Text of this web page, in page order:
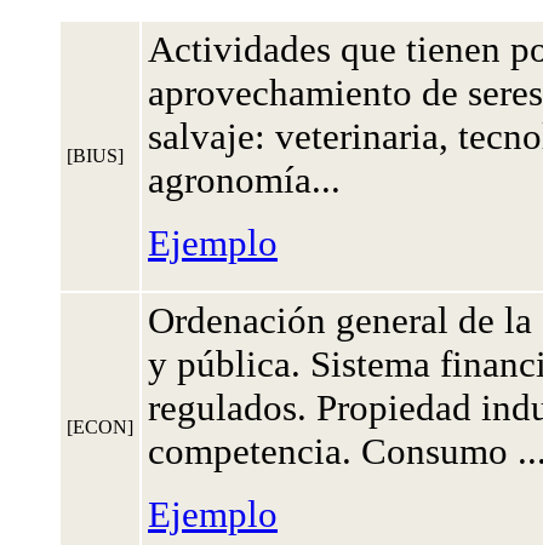
[BIUS]
Actividades que tienen
aprovechamiento de
salvaje: veterinaria,
agronomía...
Ejemplo
[ECON]
Ordenación general de
y pública. Sistema
regulados. Propiedad
competencia. Consumo
Ejemplo